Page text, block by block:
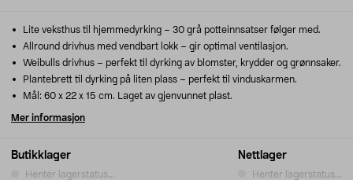
Butikklager
Henter lagerstatus...
Nettlager
Henter lagerstatus...
Lite veksthus til hjemmedyrking – 30 grå potteinnsatser følger med.
Allround drivhus med vendbart lokk – gir optimal ventilasjon.
Weibulls drivhus – perfekt til dyrking av blomster, krydder og grønnsaker.
Plantebrett til dyrking på liten plass – perfekt til vinduskarmen.
Mål: 60 x 22 x 15 cm. Laget av gjenvunnet plast.
Mer informasjon